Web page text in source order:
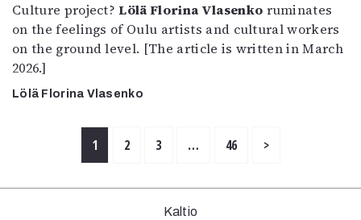
Culture project?Lölä Florina Vlasenko ruminates
on the feelings of Oulu artists and cultural workers
on the ground level. [The article is written in March
2026.]
Lölä Florina Vlasenko
1 2 3 … 46 >
Kaltio